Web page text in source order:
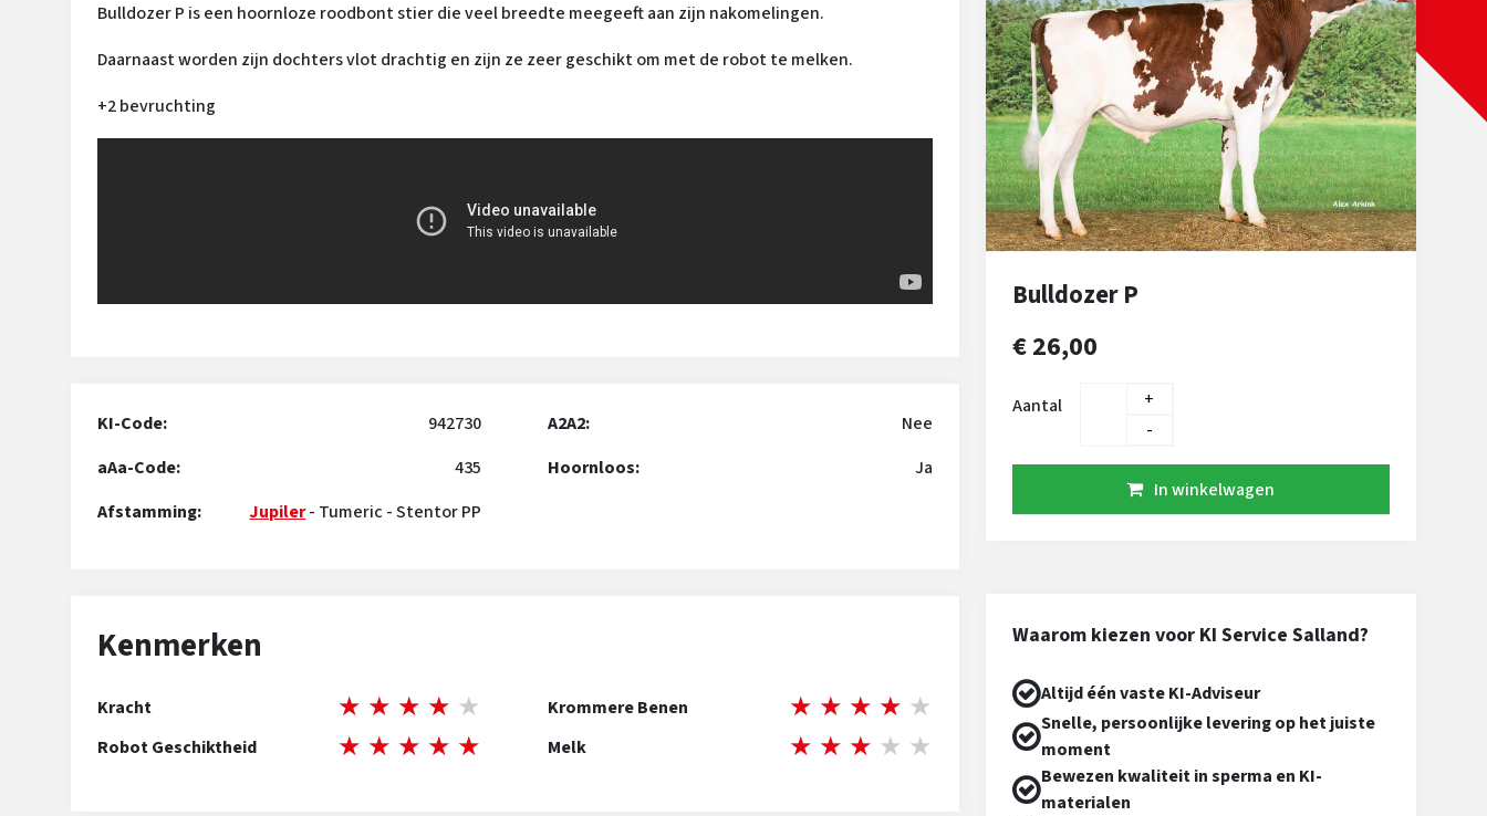
Bulldozer P is een hoornloze roodbont stier die veel breedte meegeeft aan zijn nakomelingen.
Daarnaast worden zijn dochters vlot drachtig en zijn ze zeer geschikt om met de robot te melken.
+2 bevruchting
KI-Code:
942730
aAa-Code:
435
Afstamming:
Jupiler- Tumeric -Stentor PP
A2A2:
Nee
Hoornloos:
Ja
Kenmerken
Kracht ★ ★ ★ ★ ★
Robot Geschiktheid ★ ★ ★ ★ ★
Krommere Benen ★ ★ ★ ★ ★
Melk ★ ★ ★ ★ ★
Bulldozer P
€ 26,00
Aantal
+
-
In winkelwagen
Waarom kiezen voor KI Service Salland?
Altijd één vaste KI-Adviseur
Snelle, persoonlijke levering op het juiste
moment
Bewezen kwaliteit in sperma en KI-
materialen